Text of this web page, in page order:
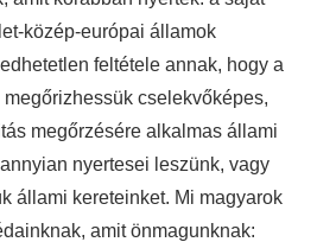
közép-európai államok
feltétele annak, hogy a
cselekvőképes,
megőrzésére alkalmas állami
nyertesei leszünk, vagy
állami kereteinket. Mi magyarok
amit önmagunknak: